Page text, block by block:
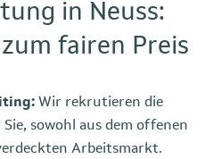
in Neuss:
fairen Preis
Wir rekrutieren die
sowohl aus dem offenen
Arbeitsmarkt.